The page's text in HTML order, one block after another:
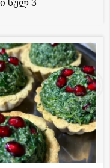
სულ 3